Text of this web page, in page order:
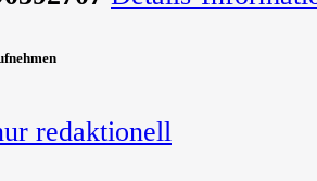
redaktionell